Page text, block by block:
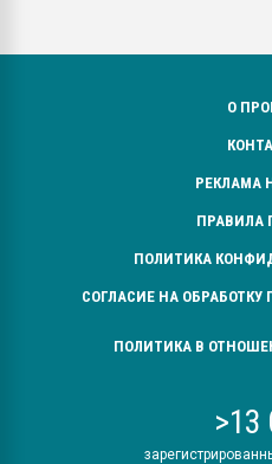
О
РЕКЛАМА
ПРАВИЛА
ПОЛИТИКА
СОГЛАСИЕ НА
ПОЛИТИКА В
>13